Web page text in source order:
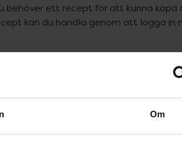
Om
behöver ett recept för att kunna köpa
kan du handla genom att logga in
Pris med
Högkostnadsskyddet
I apotek:166,90 kr